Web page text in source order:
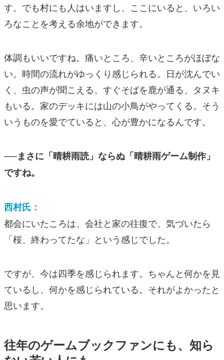
す。でも村にも人はいますし、ここにいると、いろい
ろなことを考える余地ができます。
体調もいいですね。痛いところ、辛いところがほぼな
い。時間の流れがゆっくり感じられる。日が沈んでい
く、虫の声が聞こえる、すぐそばを鹿が通る、タヌキ
もいる。家のデッキには山の小鳥がやってくる。そう
いうものを愛でていると、心が豊かになるんです。
──まさに「晴耕雨読」ならぬ「晴耕雨ゲーム制作」
ですね。
西村氏：
都会にいたころは、会社と家の往復で、気づいたら
「桜、終わってたな」という感じでした。
ですが、今は四季を感じられます。ちゃんと何かを見
ているし、何かを感じられている。それがよかったと
思います。
往年のゲームブックファンにも、知ら